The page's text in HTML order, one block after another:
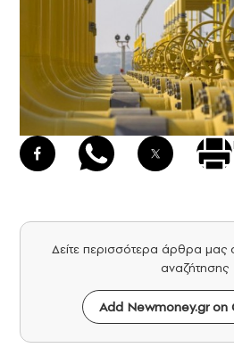
Δείτε περισσότερα άρθρα μας
αναζήτησης
Add Newmoney.gr on